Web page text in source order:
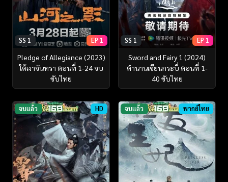
SS 1 EP 1
Pledge of Allegiance (2023)
ใต้เงาจันทรา ตอนที่ 1-24 จบ
ซับไทย
SS 1 EP 1
Sword and Fairy 1 (2024)
ตำนานเซียนกระบี่ ตอนที่ 1-
40 ซับไทย
จบแล้ว HD จบแล้ว พากย์ไทย